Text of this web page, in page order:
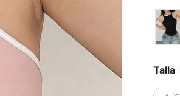
Talla